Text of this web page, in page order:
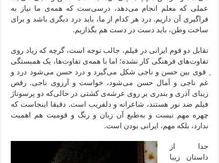
عملی که معلم انجام می‌دهد، درسی‌ست که همه‌ی ما نیاز به
فراگیری آن داریم. درد هر کدام از ما، باید درد دیگری باشد و برای
ساخت وطن، باید دست در دست هم بگذاریم.
تقابل دو قوم ایرانی در فیلم، جالب توجه است، گرچه که زیاد روی
تفاوت‌‌های فرهنگی کار نشده؛ اما با همه‌ی تفاوت‌ها، یک همبستگی
ِ قوی‌ بین حسن و ناجی شکل می‌گیرد و درد حسن می‌شود درد و
غم ناجی و آمال حسن می‌شود، خواست و آرزوی ناجی. رقص
زیبای آذری و بندری بر روی عرشه‌ی کشتی در حالی‌که دو پرسوناژ
فیلم ضد نور هستند، شاعرانه و دلفریب است. دقیقا اینجاست که
چهره مهم نیست و به‌طبع آن زبان و رنگ و قومیت هم اهمیت
ندارد، بلکه مهم، ایرانی بودن است.
جدا از
داستان زیبا